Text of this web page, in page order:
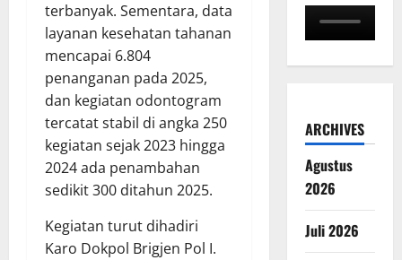
terbanyak. Sementara, data
layanan kesehatan tahanan
mencapai 6.804
penanganan pada 2025,
dan kegiatan odontogram
tercatat stabil di angka 250
kegiatan sejak 2023 hingga
2024 ada penambahan
sedikit 300 ditahun 2025.
Kegiatan turut dihadiri
Karo Dokpol Brigjen Pol I.
ARCHIVES
Agustus
2026
Juli 2026